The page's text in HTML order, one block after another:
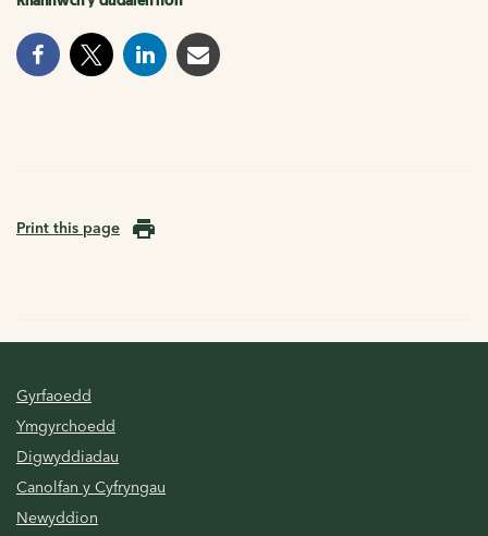
Print this page
Gyrfaoedd
Ymgyrchoedd
Digwyddiadau
Canolfan y Cyfryngau
Newyddion